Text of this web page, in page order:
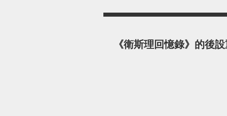
《衛斯理回憶錄》的後